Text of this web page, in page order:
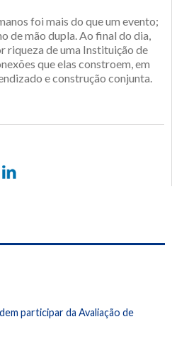
foi mais do que um evento;
de mão dupla. Ao final do dia,
riqueza de uma Instituição de
que elas constroem, em
e construção conjunta.
participar da Avaliação de